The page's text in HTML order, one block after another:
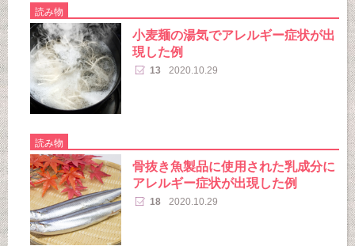
読み物
小麦麺の湯気でアレルギー症状が出
現した例
13 2020.10.29
読み物
骨抜き魚製品に使用された乳成分に
アレルギー症状が出現した例
18 2020.10.29